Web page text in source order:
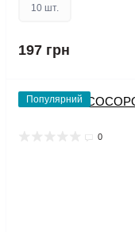
10 шт.
197 грн
Популярний
0